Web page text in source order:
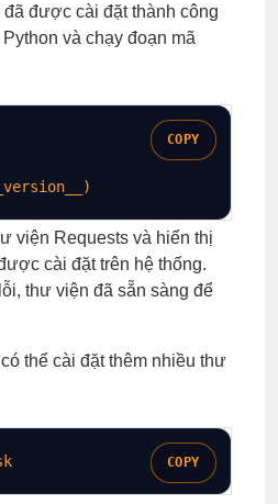
được cài đặt thành công
và chạy đoạn mã
COPY
viện Requests và hiển thị
cài đặt trên hệ thống.
thư viện đã sẵn sàng để
thể cài đặt thêm nhiều thư
COPY